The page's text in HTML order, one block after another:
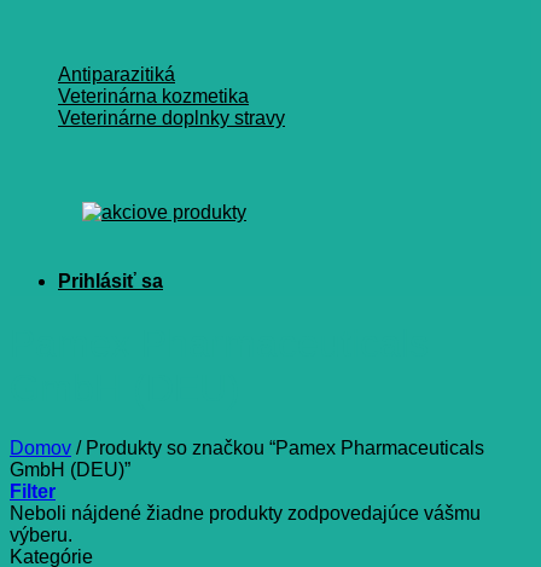
Antiparazitiká
Veterinárna kozmetika
Veterinárne doplnky stravy
Domov /Produkty so značkou “Pamex Pharmaceuticals
GmbH (DEU)”
Filter
Neboli nájdené žiadne produkty zodpovedajúce vášmu
výberu.
Kategórie